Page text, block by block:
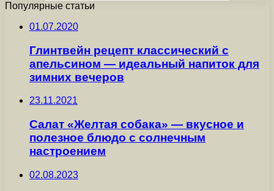
Популярные статьи
01.07.2020
Глинтвейн рецепт классический с
апельсином — идеальный напиток для
зимних вечеров
23.11.2021
Салат «Желтая собака» — вкусное и
полезное блюдо с солнечным
настроением
02.08.2023